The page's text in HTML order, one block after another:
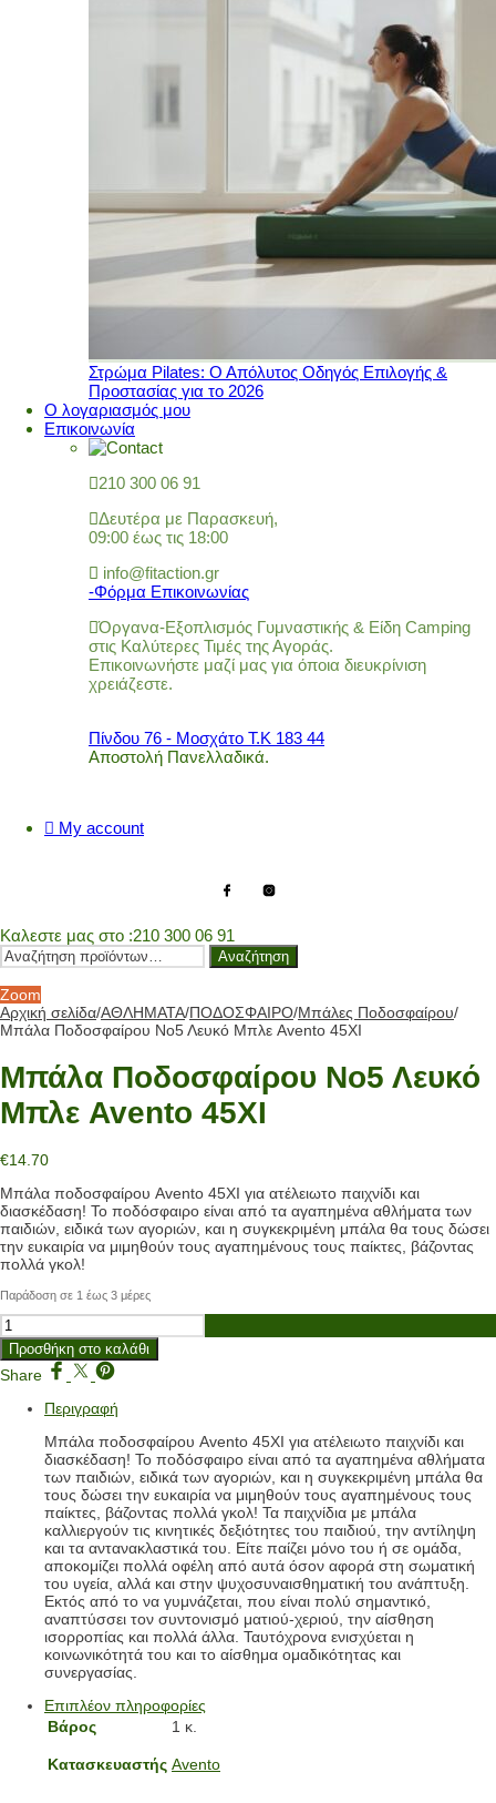
Στρώμα Pilates: Ο Απόλυτος Οδηγός Επιλογής &
Προστασίας για το 2026
Ο λογαριασμός μου
Επικοινωνία
210 300 06 91
Δευτέρα με Παρασκευή,
09:00 έως τις 18:00
info@fitaction.gr
-Φόρμα Επικοινωνίας
Όργανα-Εξοπλισμός Γυμναστικής & Είδη Camping
στις Καλύτερες Τιμές της Αγοράς.
Επικοινωνήστε μαζί μας για όποια διευκρίνιση
χρειάζεστε.
Πίνδου 76 - Μοσχάτο Τ.Κ 183 44
Αποστολή Πανελλαδικά.
My account
Καλεστε μας στο :210 300 06 91
Αναζήτηση
για:
Αναζήτηση
Zoom
Αρχική σελίδα/ΑΘΛΗΜΑΤΑ/ΠΟΔΟΣΦΑΙΡΟ/Μπάλες Ποδοσφαίρου/
Μπάλα Ποδοσφαίρου Νο5 Λευκό Μπλε Avento 45XI
Μπάλα Ποδοσφαίρου Νο5 Λευκό
Μπλε Avento 45XI
€14.70
Μπάλα ποδοσφαίρου Avento 45XI για ατέλειωτο παιχνίδι και
διασκέδαση! Το ποδόσφαιρο είναι από τα αγαπημένα αθλήματα των
παιδιών, ειδικά των αγοριών, και η συγκεκριμένη μπάλα θα τους δώσει
την ευκαιρία να μιμηθούν τους αγαπημένους τους παίκτες, βάζοντας
πολλά γκολ!
Παράδοση σε 1 έως 3 μέρες
Μπάλα
Ποδοσφαίρου
Νο5
Λευκό
Avento
ποσότητα
Προσθήκη στο καλάθι
Share
Περιγραφή
Μπάλα ποδοσφαίρου Avento 45XI για ατέλειωτο παιχνίδι και
διασκέδαση! Το ποδόσφαιρο είναι από τα αγαπημένα αθλήματα
των παιδιών, ειδικά των αγοριών, και η συγκεκριμένη μπάλα θα
τους δώσει την ευκαιρία να μιμηθούν τους αγαπημένους τους
παίκτες, βάζοντας πολλά γκολ! Τα παιχνίδια με μπάλα
καλλιεργούν τις κινητικές δεξιότητες του παιδιού, την αντίληψη
και τα αντανακλαστικά του. Είτε παίζει μόνο του ή σε ομάδα,
αποκομίζει πολλά οφέλη από αυτά όσον αφορά στη σωματική
του υγεία, αλλά και στην ψυχοσυναισθηματική του ανάπτυξη.
Εκτός από το να γυμνάζεται, που είναι πολύ σημαντικό,
αναπτύσσει τον συντονισμό ματιού-χεριού, την αίσθηση
ισορροπίας και πολλά άλλα. Ταυτόχρονα ενισχύεται η
κοινωνικότητά του και το αίσθημα ομαδικότητας και
συνεργασίας.
Επιπλέον πληροφορίες
Βάρος
1 κ.
Κατασκευαστής Avento